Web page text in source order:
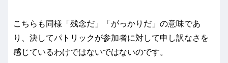
こちらも同様「残念だ」「がっかりだ」の意味であ
り、決してパトリックが参加者に対して申し訳なさを
感じているわけではないではないのです。